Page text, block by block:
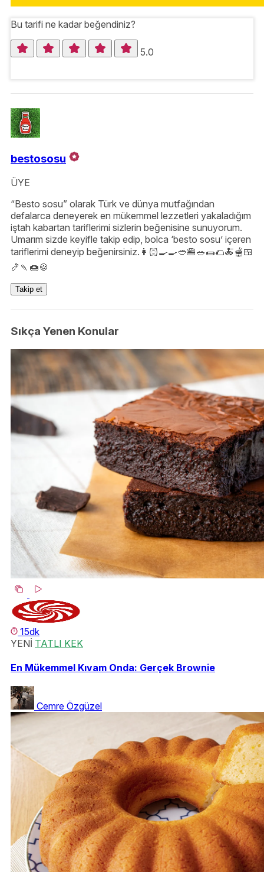
Bu tarifi ne kadar beğendiniz?
5.0
bestososu
ÜYE
“Besto sosu” olarak Türk ve dünya mutfağından
defalarca deneyerek en mükemmel lezzetleri yakaladığım
iştah kabartan tariflerimi sizlerin beğenisine sunuyorum.
Umarım sizde keyifle takip edip, bolca ‘besto sosu’ içeren
tariflerimi deneyip beğenirsiniz.👩🏻‍🍳🍳🥙🍔🥗🌯🌮🍝🫕🍱
🍤🍡🍩🍪
Takip et
Sıkça Yenen Konular
15dk
YENİ TATLI KEK
En Mükemmel Kıvam Onda: Gerçek Brownie
Cemre Özgüzel